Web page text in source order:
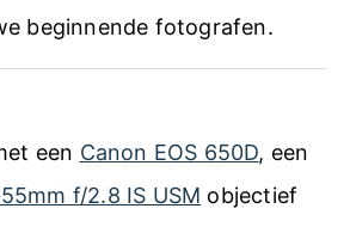
beginnende fotografen.
een Canon EOS 650D, een
f/2.8 IS USM objectief